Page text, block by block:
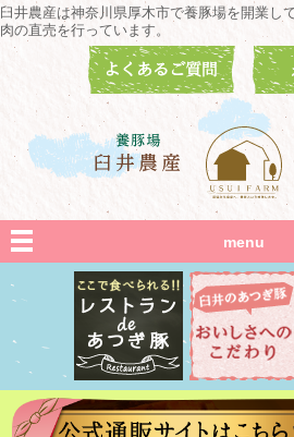
臼井農産は神奈川県厚木市で養豚場を開業し
肉の直売を行っています。
menu